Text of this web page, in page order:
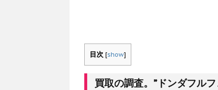
目次 [show]
買取の調査。”ドンダフル